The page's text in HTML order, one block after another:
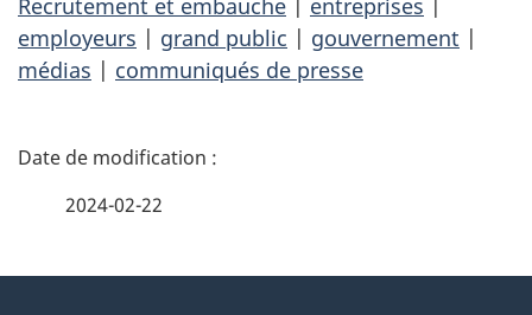
employeurs | grand public | gouvernement |
médias | communiqués de presse
D
2024-02-22